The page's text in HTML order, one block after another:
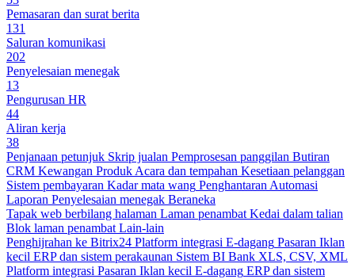
Pemasaran dan surat berita
131
Saluran komunikasi
202
Penyelesaian menegak
13
Pengurusan HR
44
Aliran kerja
38
Penjanaan petunjuk Skrip jualan Pemprosesan panggilan Butiran
CRM Kewangan Produk Acara dan tempahan Kesetiaan pelanggan
Sistem pembayaran Kadar mata wang Penghantaran Automasi
Laporan Penyelesaian menegak Beraneka
Tapak web berbilang halaman Laman penambat Kedai dalam talian
Blok laman penambat Lain-lain
Penghijrahan ke Bitrix24 Platform integrasi E-dagang Pasaran Iklan
kecil ERP dan sistem perakaunan Sistem BI Bank XLS, CSV, XML
Platform integrasi Pasaran Iklan kecil E-dagang ERP dan sistem